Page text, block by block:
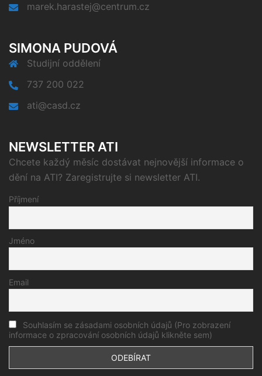
marek.harastej@centrum.cz
SIMONA PUDOVÁ
Studijní oddělení
737 200 022
ati@casd.cz
NEWSLETTER ATI
Chcete každý měsíc dostávat nejnovější informace o
dění na ATI? Zaregistrujte si newsletter ATI.
Příjmení
Jméno
Email
Souhlasím se zásadami osobních údajů (Pro zobrazení
informace o zpracování osobních údajů klikněte sem)